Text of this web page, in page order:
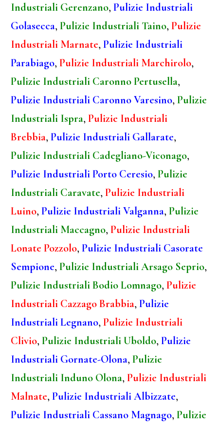
Industriali Gerenzano,Pulizie Industriali
Golasecca,Pulizie Industriali Taino,Pulizie
Industriali Marnate,Pulizie Industriali
Parabiago,Pulizie Industriali Marchirolo,
Pulizie Industriali Caronno Pertusella,
Pulizie Industriali Caronno Varesino,Pulizie
Industriali Ispra,Pulizie Industriali
Brebbia,Pulizie Industriali Gallarate,
Pulizie Industriali Cadegliano-Viconago,
Pulizie Industriali Porto Ceresio,Pulizie
Industriali Caravate,Pulizie Industriali
Luino,Pulizie Industriali Valganna,Pulizie
Industriali Maccagno,Pulizie Industriali
Lonate Pozzolo,Pulizie Industriali Casorate
Sempione,Pulizie Industriali Arsago Seprio,
Pulizie Industriali Bodio Lomnago,Pulizie
Industriali Cazzago Brabbia,Pulizie
Industriali Legnano,Pulizie Industriali
Clivio,Pulizie Industriali Uboldo,Pulizie
Industriali Gornate-Olona,Pulizie
Industriali Induno Olona,Pulizie Industriali
Malnate,Pulizie Industriali Albizzate,
Pulizie Industriali Cassano Magnago,Pulizie